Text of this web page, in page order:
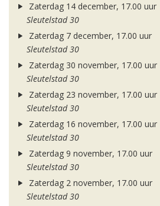
Zaterdag 14 december, 17.00 uur
Sleutelstad 30
Zaterdag 7 december, 17.00 uur
Sleutelstad 30
Zaterdag 30 november, 17.00 uur
Sleutelstad 30
Zaterdag 23 november, 17.00 uur
Sleutelstad 30
Zaterdag 16 november, 17.00 uur
Sleutelstad 30
Zaterdag 9 november, 17.00 uur
Sleutelstad 30
Zaterdag 2 november, 17.00 uur
Sleutelstad 30